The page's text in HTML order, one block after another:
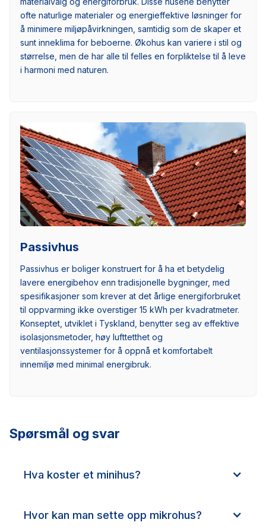
ofte naturlige materialer og energieffektive løsninger for
å minimere miljøpåvirkningen, samtidig som de skaper et
sunt inneklima for beboerne. Økohus kan variere i stil og
størrelse, men de har alle til felles en forpliktelse til å leve
i harmoni med naturen.
Passivhus
Passivhus er boliger konstruert for å ha et betydelig
lavere energibehov enn tradisjonelle bygninger, med
spesifikasjoner som krever at det årlige energiforbruket
til oppvarming ikke overstiger 15 kWh per kvadratmeter.
Konseptet, utviklet i Tyskland, benytter seg av effektive
isolasjonsmetoder, høy lufttetthet og
ventilasjonssystemer for å oppnå et komfortabelt
innemiljø med minimal energibruk.
Spørsmål og svar
Hva koster et minihus?
Hvor kan man sette opp mikrohus?